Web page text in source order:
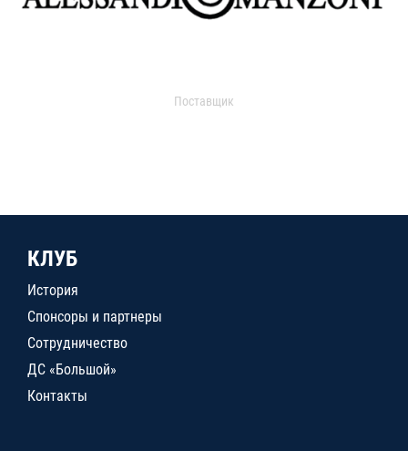
Поставщик
КЛУБ
История
Спонсоры и партнеры
Сотрудничество
ДС «Большой»
Контакты